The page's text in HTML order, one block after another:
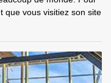
que vous visitiez son site